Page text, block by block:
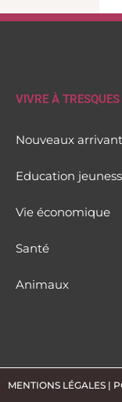
VIVRE À TRESQUES
Nouveaux
Education
Vie économique
Santé
Animaux
MENTIONS LÉGALES |